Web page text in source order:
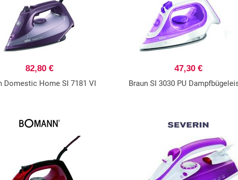
82,80 €
Domestic Home SI 7181 VI
47,30 €
Braun SI 3030 PU